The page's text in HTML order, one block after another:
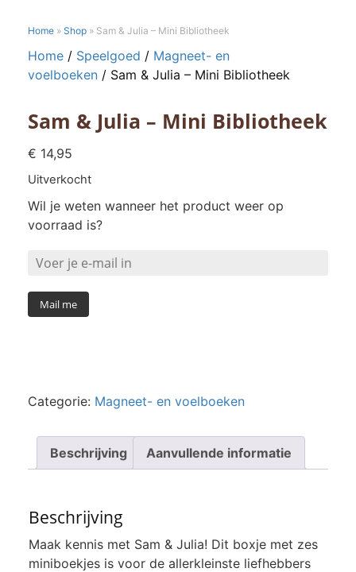
Home » Shop » Sam & Julia – Mini Bibliotheek
Home / Speelgoed / Magneet- en
voelboeken / Sam & Julia – Mini Bibliotheek
Sam & Julia – Mini Bibliotheek
€ 14,95
Uitverkocht
Wil je weten wanneer het product weer op
voorraad is?
Mail me
Categorie: Magneet- en voelboeken
Beschrijving Aanvullende informatie
Beschrijving
Maak kennis met Sam & Julia! Dit boxje met zes
miniboekjes is voor de allerkleinste liefhebbers